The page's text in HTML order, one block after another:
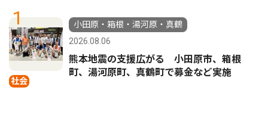
1
社会
小田原・箱根・湯河原・真鶴
2026.08.06
熊本地震の支援広がる 小田原市、箱根
町、湯河原町、真鶴町で募金など実施